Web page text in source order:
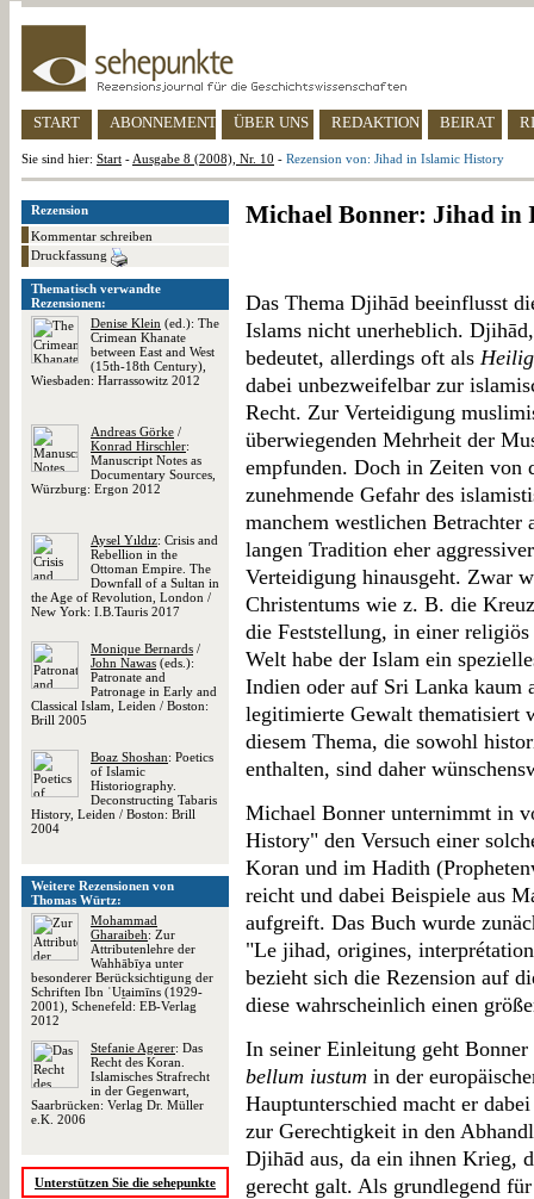
START ABONNEMENT ÜBER UNS REDAKTION BEIRAT
Sie sind hier: Start - Ausgabe 8 (2008), Nr. 10 - Rezension von: Jihad in Islamic History
Rezension
Kommentar schreiben
Druckfassung
Thematisch verwandte
Rezensionen:
Denise Klein (ed.): The
Crimean Khanate
between East and West
(15th-18th Century),
Wiesbaden: Harrassowitz 2012
Andreas Görke /
Konrad Hirschler:
Manuscript Notes as
Documentary Sources,
Würzburg: Ergon 2012
Aysel Yıldız: Crisis and
Rebellion in the
Ottoman Empire. The
Downfall of a Sultan in
the Age of Revolution, London /
New York: I.B.Tauris 2017
Monique Bernards /
John Nawas (eds.):
Patronate and
Patronage in Early and
Classical Islam, Leiden / Boston:
Brill 2005
Boaz Shoshan: Poetics
of Islamic
Historiography.
Deconstructing Tabaris
History, Leiden / Boston: Brill
2004
Weitere Rezensionen von
Thomas Würtz:
Mohammad
Gharaibeh: Zur
Attributenlehre der
Wahhābīya unter
besonderer Berücksichtigung der
Schriften Ibn ʿUṯaimīns (1929-
2001), Schenefeld: EB-Verlag
2012
Stefanie Agerer: Das
Recht des Koran.
Islamisches Strafrecht
in der Gegenwart,
Saarbrücken: Verlag Dr. Müller
e.K. 2006
Unterstützen Sie die sehepunkte
Michael Bonner: Jihad in
Das Thema Djihād beeinflusst
Islams nicht unerheblich.
bedeutet, allerdings oft als
dabei unbezweifelbar zur
Recht. Zur Verteidigung
überwiegenden Mehrheit der
empfunden. Doch in Zeiten von
zunehmende Gefahr des
manchem westlichen Betrachter
langen Tradition eher
Verteidigung hinausgeht. Zwar
Christentums wie z. B. die
die Feststellung, in einer
Welt habe der Islam ein
Indien oder auf Sri Lanka kaum
legitimierte Gewalt thematisiert
diesem Thema, die sowohl
enthalten, sind daher
Michael Bonner unternimmt in
History" den Versuch einer
Koran und im Hadith
reicht und dabei Beispiele aus
aufgreift. Das Buch wurde
"Le jihad, origines,
bezieht sich die Rezension auf
diese wahrscheinlich einen
In seiner Einleitung geht
bellum iustum in der
Hauptunterschied macht er
zur Gerechtigkeit in den
Djihād aus, da ein ihnen Krieg,
gerecht galt. Als grundlegend